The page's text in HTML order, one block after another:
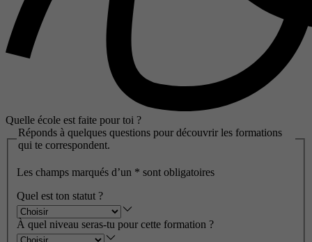
Quelle école est faite pour toi ?
Réponds à quelques questions pour découvrir les formations
qui te correspondent.
Les champs marqués d’un * sont obligatoires
Quel est ton statut ?
À quel niveau seras-tu pour cette formation ?